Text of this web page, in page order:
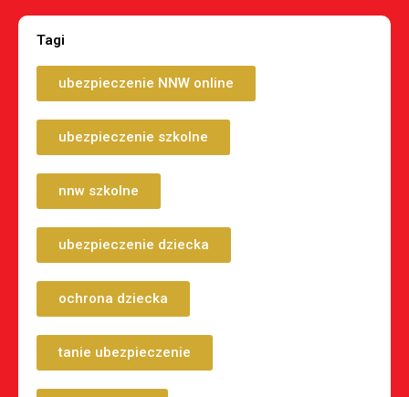
Tagi
ubezpieczenie NNW online
ubezpieczenie szkolne
nnw szkolne
ubezpieczenie dziecka
ochrona dziecka
tanie ubezpieczenie